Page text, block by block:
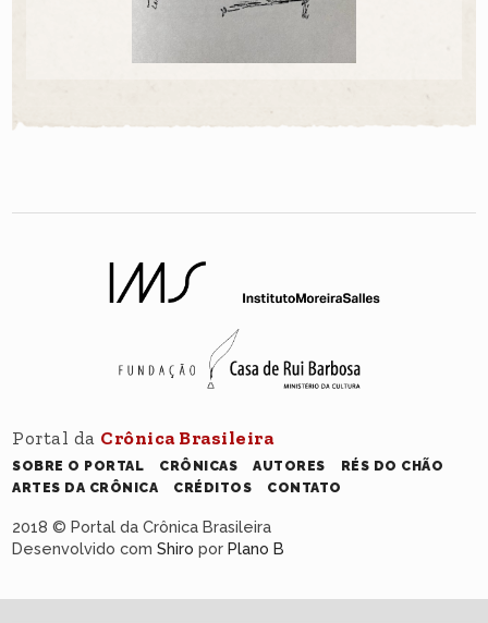
Portal da Crônica Brasileira
SOBRE O PORTAL CRÔNICAS AUTORES
RÉS DO CHÃO
ARTES DA CRÔNICA
CRÉDITOS CONTATO
2018 © Portal da Crônica Brasileira
Desenvolvido comShiro porPlano B